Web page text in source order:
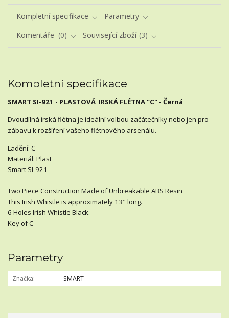
Kompletní specifikace
Parametry
Komentáře
0 Související zboží 3
Kompletní specifikace
SMART SI-921 - PLASTOVÁ IRSKÁ FLÉTNA "C" - Černá
Dvoudílná irská flétna je ideální volbou začátečníky nebo jen pro
zábavu k rozšíření vašeho flétnového arsenálu.
Ladění: C
Materiál: Plast
Smart SI-921
Two Piece Construction Made of Unbreakable ABS Resin
This Irish Whistle is approximately 13" long.
6 Holes Irish Whistle Black.
Key of C
Parametry
Značka SMART